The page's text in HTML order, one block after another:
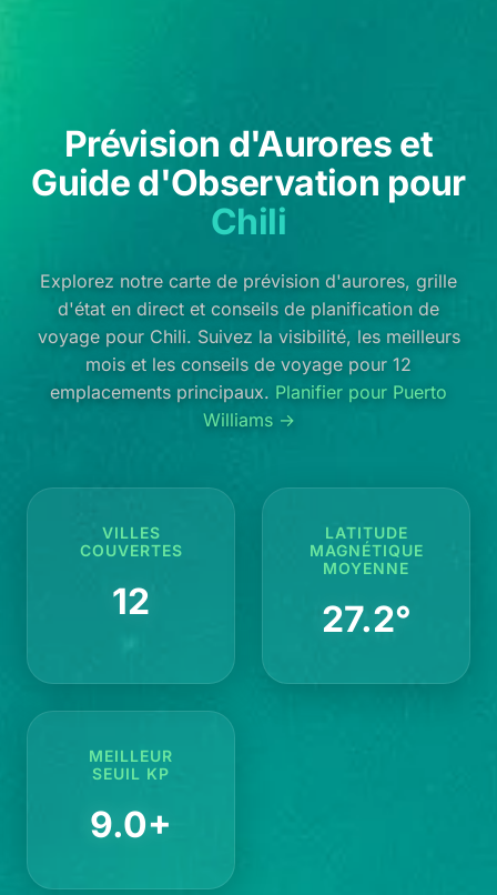
Prévision d'Aurores et
Guide d'Observation pour
Chili
Explorez notre carte de prévision d'aurores, grille
d'état en direct et conseils de planification de
voyage pour Chili. Suivez la visibilité, les meilleurs
mois et les conseils de voyage pour 12
emplacements principaux. Planifier pour Puerto
Williams →
VILLES
COUVERTES
12
LATITUDE
MAGNÉTIQUE
MOYENNE
27.2°
MEILLEUR
SEUIL KP
9.0+